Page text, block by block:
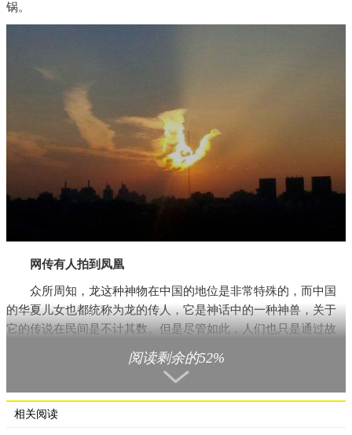
锅。
网传有人拍到凤凰
众所周知，龙这种神物在中国的地位是非常特殊的，而中国
的华夏儿女也都统称为龙的传人，它是神话中的一种神兽，关于
它的传说在民间是不计其数。但是尽管如此，人们也只是通过故
确定，所以从古至今它在现实生活中都是争议很大的。而我们说
到的白鸟之王凤凰，其实和龙的级别是一样的，同样都是神兽。
“龙凤呈祥”这个词可以看出龙和凤它们代表的是吉祥，跟它
阅读剩余的52%
相关阅读